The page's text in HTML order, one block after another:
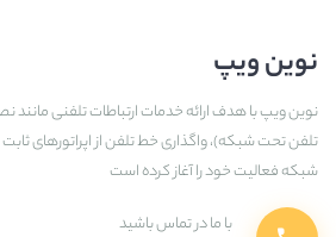
نوین ویپ
نوین ویپ با هدف ارائه خدمات ارتباطات تلفنی مانند
تلفن تحت شبکه)، واگذاری خط تلفن از اپراتورهای
شبکه فعالیت خود را آغاز کرده است
با ما در تماس باشید